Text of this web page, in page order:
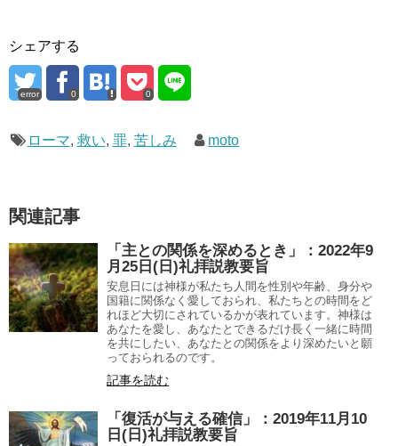
シェアする
error 0 0
ローマ, 救い, 罪, 苦しみ moto
関連記事
「主との関係を深めるとき」：2022年9
月25日(日)礼拝説教要旨
安息日には神様が私たち人間を性別や年齢、身分や
国籍に関係なく愛しておられ、私たちとの時間をど
れほど大切にされているかが表れています。神様は
あなたを愛し、あなたとできるだけ長く一緒に時間
を共にしたい、あなたとの関係をより深めたいと願
っておられるのです。
記事を読む
「復活が与える確信」：2019年11月10
日(日)礼拝説教要旨